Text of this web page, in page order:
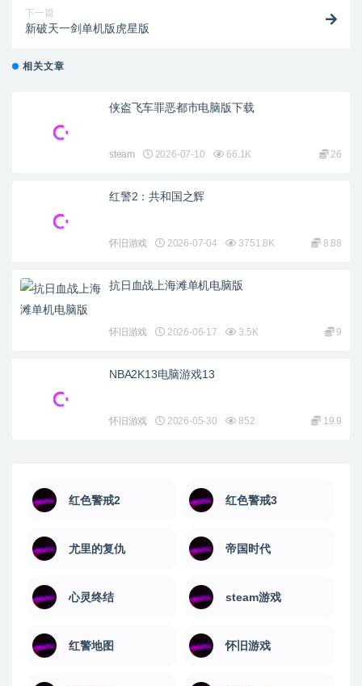
下一篇
新破天一剑单机版虎星版
相关文章
侠盗飞车罪恶都市电脑版下载
steam 2026-07-10 66.1K 26
红警2：共和国之辉
怀旧游戏 2026-07-04 3751.8K 8.88
抗日血战上海滩单机电脑版
怀旧游戏 2026-06-17 3.5K 9
NBA2K13电脑游戏13
怀旧游戏 2026-05-30 852 19.9
红色警戒2 红色警戒3
尤里的复仇 帝国时代
心灵终结 steam游戏
红警地图 怀旧游戏